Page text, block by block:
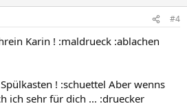
#4
Karin ! :maldrueck :ablachen
! :schuettel Aber wenns
ich sehr für dich ... :druecker